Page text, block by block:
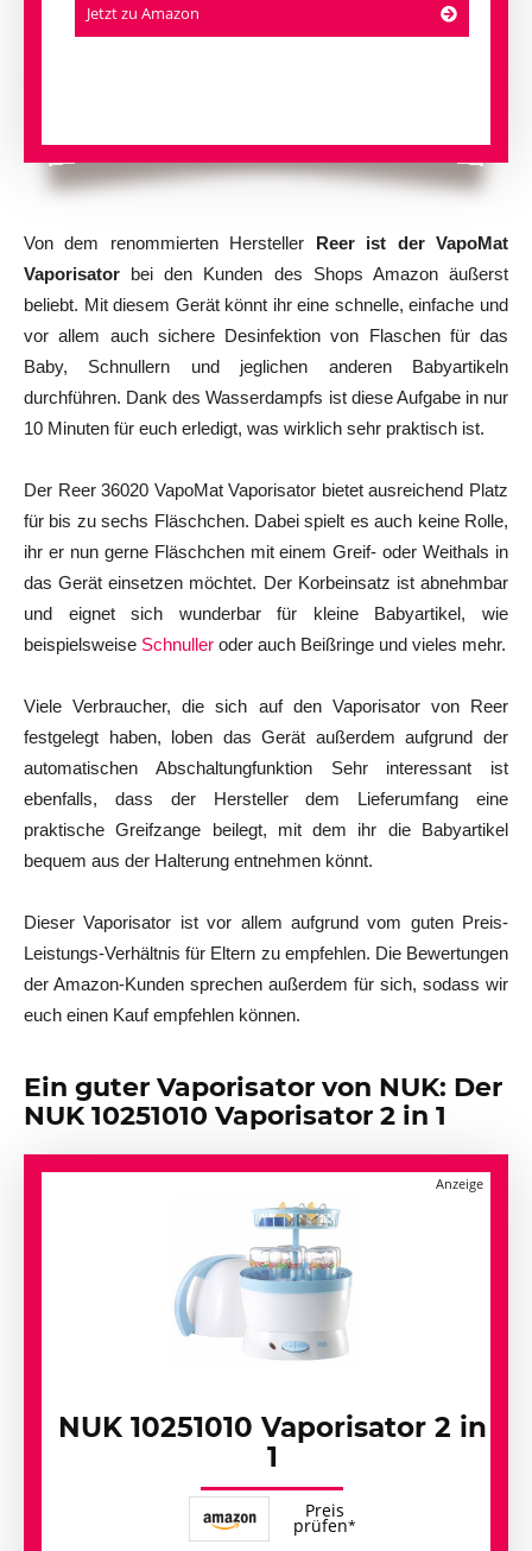
Jetzt zu Amazon
Von dem renommierten Hersteller Reer ist der VapoMat
Vaporisator bei den Kunden des Shops Amazon äußerst
beliebt. Mit diesem Gerät könnt ihr eine schnelle, einfache und
vor allem auch sichere Desinfektion von Flaschen für das
Baby, Schnullern und jeglichen anderen Babyartikeln
durchführen. Dank des Wasserdampfs ist diese Aufgabe in nur
10 Minuten für euch erledigt, was wirklich sehr praktisch ist.
Der Reer 36020 VapoMat Vaporisator bietet ausreichend Platz
für bis zu sechs Fläschchen. Dabei spielt es auch keine Rolle,
ihr er nun gerne Fläschchen mit einem Greif- oder Weithals in
das Gerät einsetzen möchtet. Der Korbeinsatz ist abnehmbar
und eignet sich wunderbar für kleine Babyartikel, wie
beispielsweise Schnuller oder auch Beißringe und vieles mehr.
Viele Verbraucher, die sich auf den Vaporisator von Reer
festgelegt haben, loben das Gerät außerdem aufgrund der
automatischen Abschaltungfunktion Sehr interessant ist
ebenfalls, dass der Hersteller dem Lieferumfang eine
praktische Greifzange beilegt, mit dem ihr die Babyartikel
bequem aus der Halterung entnehmen könnt.
Dieser Vaporisator ist vor allem aufgrund vom guten Preis-
Leistungs-Verhältnis für Eltern zu empfehlen. Die Bewertungen
der Amazon-Kunden sprechen außerdem für sich, sodass wir
euch einen Kauf empfehlen können.
Ein guter Vaporisator von NUK: Der
NUK 10251010 Vaporisator 2 in 1
NUK 10251010 Vaporisator 2 in
1
Preis
prüfen